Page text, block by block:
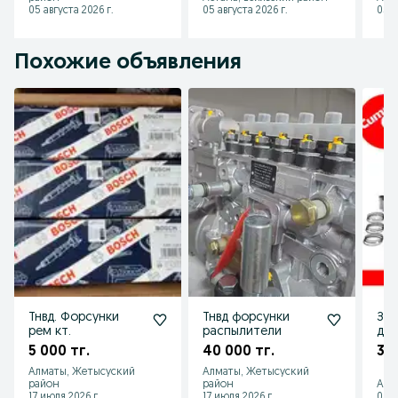
05 августа 2026 г.
05 августа 2026 г.
05
Похожие объявления
Тнвд. Форсунки
рем кт.
5 000 тг.
Алматы, Жетысуский
район
Тнвд форсунки
распылители
40 000 тг.
Алматы, Жетысуский
район
30